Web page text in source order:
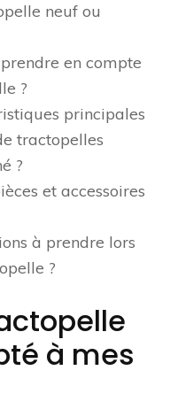
neuf ou
en compte
?
principales
tractopelles
?
et accessoires
à prendre lors
?
à mes